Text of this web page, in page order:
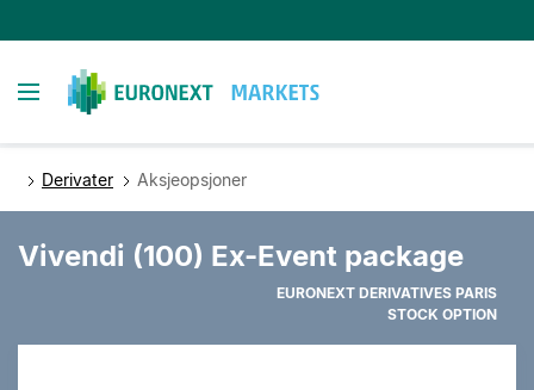
til
hovedinnhold
Toggle navigation
Derivater Aksjeopsjoner
Vivendi (100) Ex-Event package
EURONEXT DERIVATIVES PARIS
STOCK OPTION